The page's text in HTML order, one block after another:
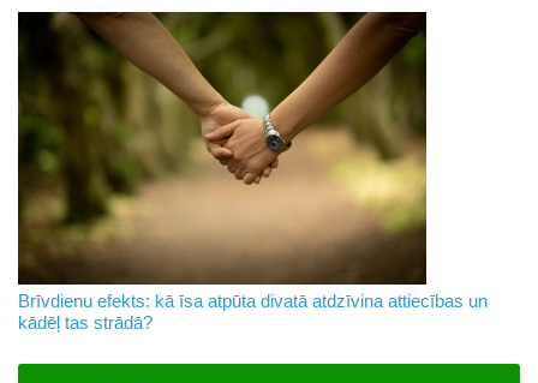
Brīvdienu efekts: kā īsa atpūta divatā atdzīvina attiecības un
kādēļ tas strādā?